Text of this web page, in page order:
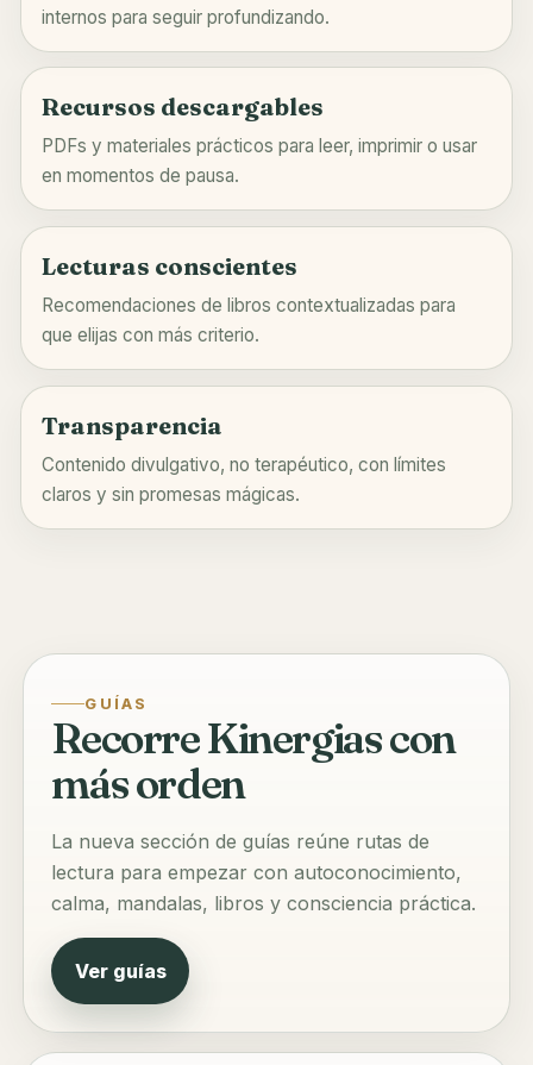
internos para seguir profundizando.
Recursos descargables
PDFs y materiales prácticos para leer, imprimir o usar
en momentos de pausa.
Lecturas conscientes
Recomendaciones de libros contextualizadas para
que elijas con más criterio.
Transparencia
Contenido divulgativo, no terapéutico, con límites
claros y sin promesas mágicas.
GUÍAS
Recorre Kinergias con
más orden
La nueva sección de guías reúne rutas de
lectura para empezar con autoconocimiento,
calma, mandalas, libros y consciencia práctica.
Ver guías